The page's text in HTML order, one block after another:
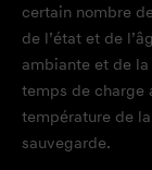
certain nombre
de l’état et de
ambiante et de
temps de charge
température de
sauvegarde.